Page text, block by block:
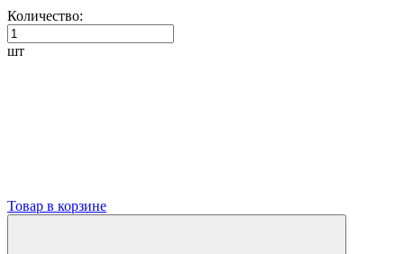
Количество:
шт
Товар в корзине